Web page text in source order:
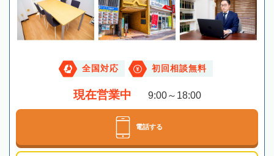
全国対応 初回相談無料
現在営業中 9:00～18:00
電話する